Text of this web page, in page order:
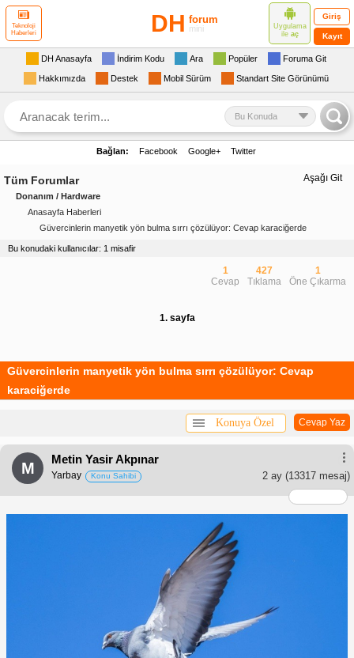
Teknoloji
Haberleri
DH forum
mini
Uygulama
ile aç
Giriş
Kayıt
DH Anasayfa İndirim Kodu Ara Popüler Foruma Git
Hakkımızda Destek Mobil Sürüm Standart Site Görünümü
Bu Konuda
Bağlan: Facebook Google+ Twitter
Aşağı Git
Tüm Forumlar
Donanım / Hardware
Anasayfa Haberleri
Güvercinlerin manyetik yön bulma sırrı çözülüyor: Cevap karaciğerde
Bu konudaki kullanıcılar: 1 misafir
1
Cevap
427
Tıklama
1
Öne Çıkarma
1. sayfa
Güvercinlerin manyetik yön bulma sırrı çözülüyor: Cevap
karaciğerde
Cevap Yaz
Konuya Özel
M
Metin Yasir Akpınar
2 ay (13317 mesaj)
Yarbay Konu Sahibi